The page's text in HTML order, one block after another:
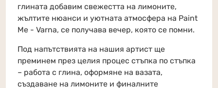
глината добавим свежестта на лимоните,
жълтите нюанси и уютната атмосфера на Paint
Me - Varna, се получава вечер, която се помни.
Под напътствията на нашия артист ще
преминем през целия процес стъпка по стъпка
– работа с глина, оформяне на вазата,
създаване на лимоните и финалните